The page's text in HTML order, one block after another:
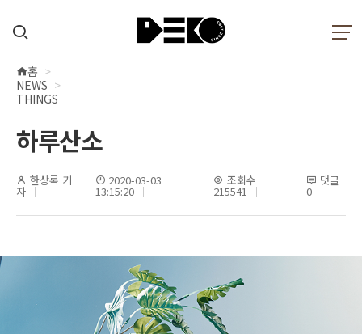
현
재
치
홈
NEWS
THINGS
하루산소
한상록 기
자
2020-03-03
13:15:20
조회수
215541
댓글
0